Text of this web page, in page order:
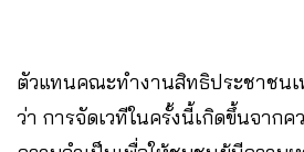
ตัวแทนคณะทำงานสิทธิประชาชน
ว่า การจัดเวทีในครั้งนี้เกิดขึ้นจาก